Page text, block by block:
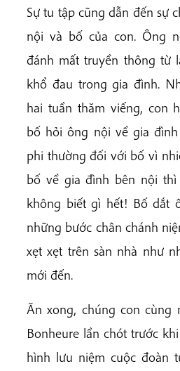
Sự tu tập cũng dẫn đến sự
nội và bố của con. Ông
đánh mất truyền thông từ
khổ đau trong gia đình.
hai tuần thăm viếng, con
bố hỏi ông nội về gia
phi thường đối với bố vì
bố về gia đình bên nội
không biết gì hết! Bố dắt
những bước chân chánh
xẹt xẹt trên sàn nhà như
mới đến.
Ăn xong, chúng con cùng
Bonheure lần chót trước
hình lưu niệm cuộc đoàn